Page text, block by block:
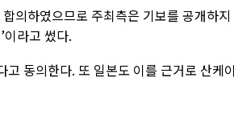
의하였으므로 주최측은 기보를 공개하지
라고 썼다.
동의한다. 또 일본도 이를 근거로 산케이